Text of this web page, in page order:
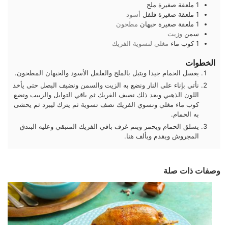
1 ملعقة صغيرة ملح
1 ملعقة صغيرة فلفل أسود
1 ملعقة صغيرة حبهان مطحون
سمن وزيت
1 كوب ماء مغلي لتسوية الفريك
الخطوات
يغسل الحمام جيدا ويتبل بالملح والفلفل الأسود والحبهان المطحون.
نأتي بإناء على النار ونضع به الزيت والسمن ونضيف البصل حتى يأخذ
اللون الذهبي وبعد ذلك نضيف الفريك ثم باقي التوابل والزبيب ونضع
كوب ماء مغلي ونسوي الفريك نصف تسوية ثم يترك ليبرد ثم يحشى
به الحمام.
يسلق الحمام ويحمر ويتم غرف باقي الفريك المتبقي وعليه البندق
المجروش ويقدم وبألف هنا.
وصفات ذات صلة